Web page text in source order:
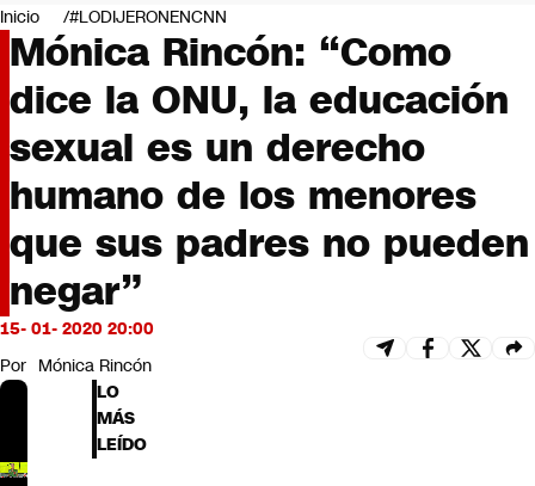
Negocios
Deportes
Programas completos
Cultura
Servicios
Bits
CNN tiempo
Opinión
Inicio #LODIJERONENCNN
Mónica Rincón: “Como
dice la ONU, la educación
sexual es un derecho
humano de los menores
que sus padres no pueden
negar”
15- 01- 2020 20:00
Por Mónica Rincón
LO
MÁS
LEÍDO